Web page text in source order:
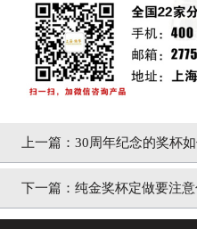
上一篇： 30周年纪念的奖杯
吗？
下一篇： 纯金奖杯定做要注